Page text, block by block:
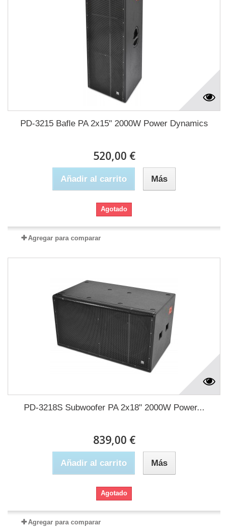
PD-3215 Bafle PA 2x15" 2000W Power Dynamics
520,00 €
Añadir al carrito Más
Agotado
Agregar para comparar
PD-3218S Subwoofer PA 2x18" 2000W Power...
839,00 €
Añadir al carrito Más
Agotado
Agregar para comparar